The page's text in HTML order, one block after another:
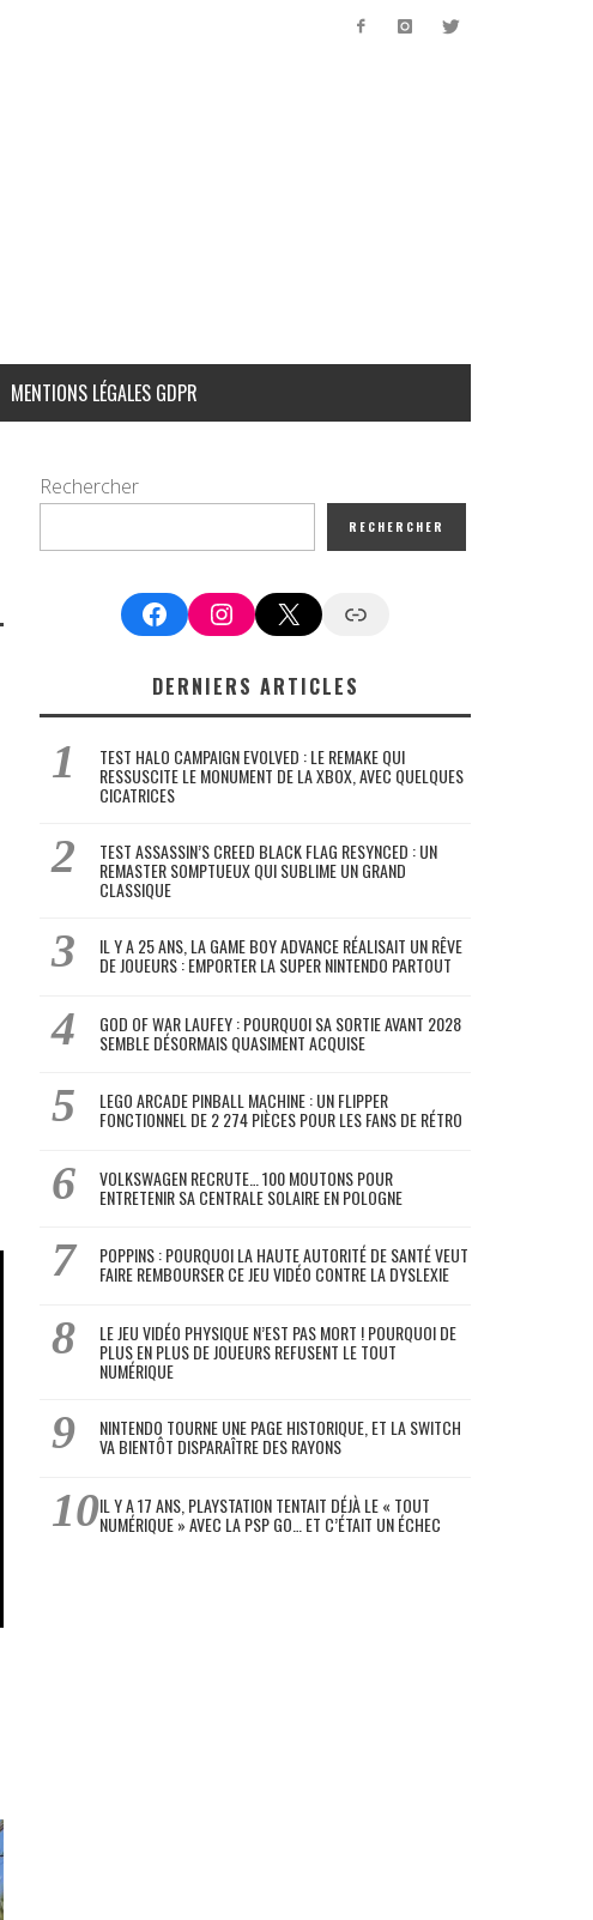
MENTIONS LÉGALES GDPR
Rechercher
RECHERCHER
FacebookInstagram
X Google News
DERNIERS ARTICLES
TEST HALO CAMPAIGN EVOLVED : LE REMAKE QUI
RESSUSCITE LE MONUMENT DE LA XBOX, AVEC QUELQUES
CICATRICES
TEST ASSASSIN’S CREED BLACK FLAG RESYNCED : UN
REMASTER SOMPTUEUX QUI SUBLIME UN GRAND
CLASSIQUE
IL Y A 25 ANS, LA GAME BOY ADVANCE RÉALISAIT UN RÊVE
DE JOUEURS : EMPORTER LA SUPER NINTENDO PARTOUT
GOD OF WAR LAUFEY : POURQUOI SA SORTIE AVANT 2028
SEMBLE DÉSORMAIS QUASIMENT ACQUISE
LEGO ARCADE PINBALL MACHINE : UN FLIPPER
FONCTIONNEL DE 2 274 PIÈCES POUR LES FANS DE RÉTRO
VOLKSWAGEN RECRUTE… 100 MOUTONS POUR
ENTRETENIR SA CENTRALE SOLAIRE EN POLOGNE
POPPINS : POURQUOI LA HAUTE AUTORITÉ DE SANTÉ VEUT
FAIRE REMBOURSER CE JEU VIDÉO CONTRE LA DYSLEXIE
LE JEU VIDÉO PHYSIQUE N’EST PAS MORT ! POURQUOI DE
PLUS EN PLUS DE JOUEURS REFUSENT LE TOUT
NUMÉRIQUE
NINTENDO TOURNE UNE PAGE HISTORIQUE, ET LA SWITCH
VA BIENTÔT DISPARAÎTRE DES RAYONS
IL Y A 17 ANS, PLAYSTATION TENTAIT DÉJÀ LE « TOUT
NUMÉRIQUE » AVEC LA PSP GO… ET C’ÉTAIT UN ÉCHEC